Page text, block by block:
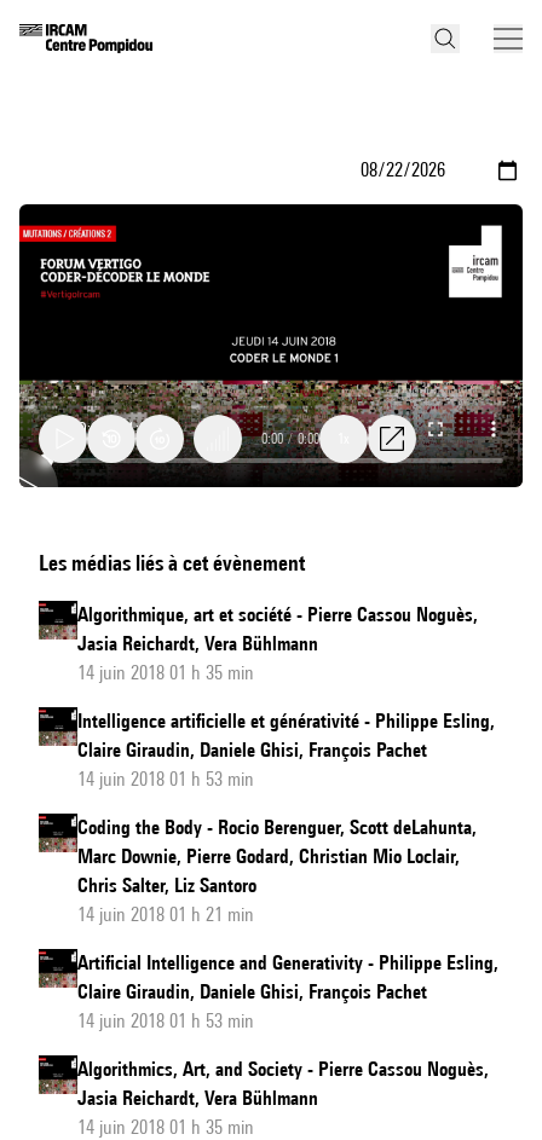
le
corps
0:00 / 0:00
Les médias liés à cet évènement
Algorithmique, art et société - Pierre Cassou Noguès,
Jasia Reichardt, Vera Bühlmann
14 juin 2018 01 h 35 min
Intelligence artificielle et générativité - Philippe Esling,
Claire Giraudin, Daniele Ghisi, François Pachet
14 juin 2018 01 h 53 min
Coding the Body - Rocio Berenguer, Scott deLahunta,
Marc Downie, Pierre Godard, Christian Mio Loclair,
Chris Salter, Liz Santoro
14 juin 2018 01 h 21 min
Artificial Intelligence and Generativity - Philippe Esling,
Claire Giraudin, Daniele Ghisi, François Pachet
14 juin 2018 01 h 53 min
Algorithmics, Art, and Society - Pierre Cassou Noguès,
Jasia Reichardt, Vera Bühlmann
14 juin 2018 01 h 35 min